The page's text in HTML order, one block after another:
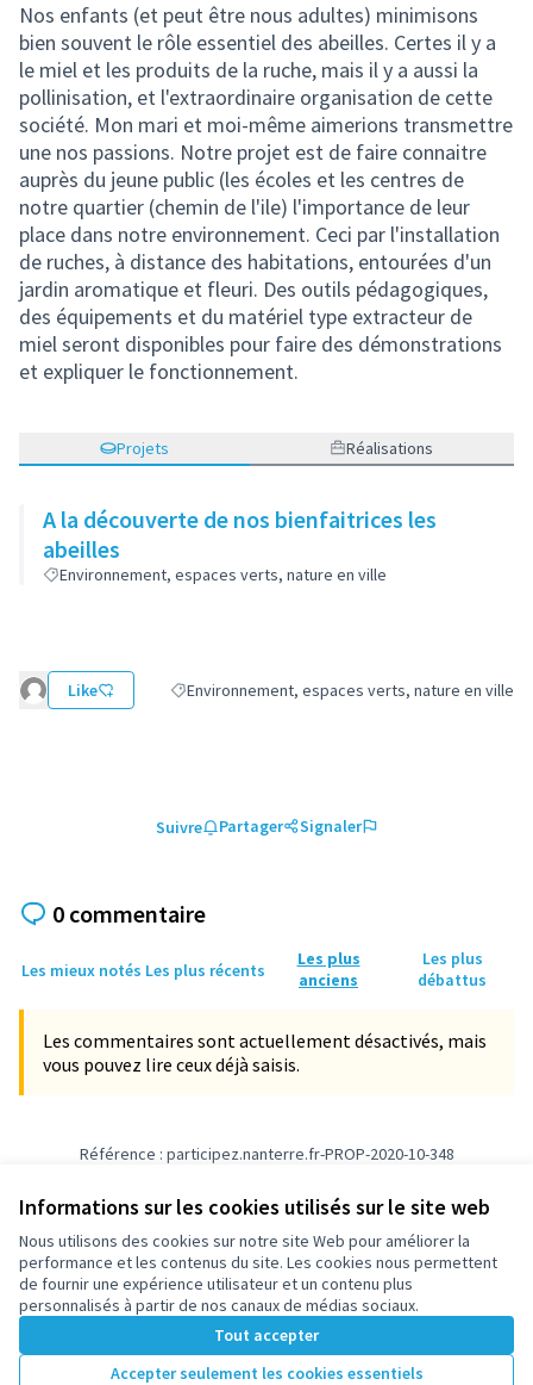
Informations sur les cookies utilisés sur le site web
Nous utilisons des cookies sur notre site Web pour améliorer la
performance et les contenus du site. Les cookies nous permettent
de fournir une expérience utilisateur et un contenu plus
personnalisés à partir de nos canaux de médias sociaux.
Tout accepter
Accepter seulement les cookies essentiels
Nos enfants (et peut être nous adultes) minimisons
bien souvent le rôle essentiel des abeilles. Certes il y a
le miel et les produits de la ruche, mais il y a aussi la
pollinisation, et l'extraordinaire organisation de cette
société. Mon mari et moi-même aimerions transmettre
une nos passions. Notre projet est de faire connaitre
auprès du jeune public (les écoles et les centres de
notre quartier (chemin de l'ile) l'importance de leur
place dans notre environnement. Ceci par l'installation
de ruches, à distance des habitations, entourées d'un
jardin aromatique et fleuri. Des outils pédagogiques,
des équipements et du matériel type extracteur de
miel seront disponibles pour faire des démonstrations
et expliquer le fonctionnement.
Projets Réalisations
A la découverte de nos bienfaitrices les
abeilles
Environnement, espaces verts, nature en ville
Like Filtrer les résultats de la catégorie :
Environnement, espaces verts, nature en ville
Suivre Partager Signaler
0 commentaire
Les mieux notés Les plus récents
Les plus
anciens
Les plus
débattus
Les commentaires sont actuellement désactivés, mais
vous pouvez lire ceux déjà saisis.
Référence : participez.nanterre.fr-PROP-2020-10-348
Conditions d'utilisation
Paramètres des cookies
participez.nanterre.fr sur X
(Lien externe)
participez.nanterre.fr sur Facebook
participez.nanterre.fr sur Instagram
participez.nanterre.fr sur YouTube
(Lien externe)
participez.nanterre.fr sur GitHub
(Lien externe)